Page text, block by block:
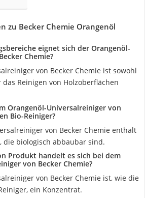
zu Becker Chemie Orangenöl
eignet sich der Orangenöl-
Chemie?
von Becker Chemie ist sowohl
Reinigen von Holzoberflächen
Orangenöl-Universalreiniger von
Bio-Reiniger?
von Becker Chemie enthält
die biologisch abbaubar sind.
Produkt handelt es sich bei dem
von Becker Chemie?
von Becker Chemie ist, wie die
ein Konzentrat.